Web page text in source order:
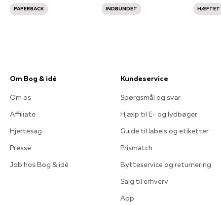
PAPERBACK INDBUNDET HÆFTET
Om Bog & idé
Om os
Affiliate
Hjertesag
Presse
Job hos Bog & idé
Kundeservice
Spørgsmål og svar
Hjælp til E- og lydbøger
Guide til labels og etiketter
Prismatch
Bytteservice og returnering
Salg til erhverv
App